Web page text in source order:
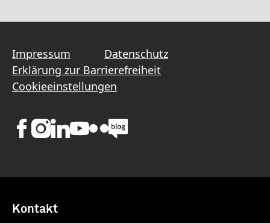
Impressum
Datenschutz
Erklärung zur Barrierefreiheit
Cookieeinstellungen
Kontakt